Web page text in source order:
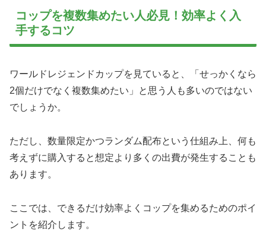
コップを複数集めたい人必見！効率よく入
手するコツ
ワールドレジェンドカップを見ていると、「せっかくなら
2個だけでなく複数集めたい」と思う人も多いのではない
でしょうか。
ただし、数量限定かつランダム配布という仕組み上、何も
考えずに購入すると想定より多くの出費が発生することも
あります。
ここでは、できるだけ効率よくコップを集めるためのポイ
ントを紹介します。